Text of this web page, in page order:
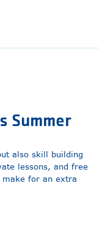
Summer
also skill building
lessons, and free
for an extra